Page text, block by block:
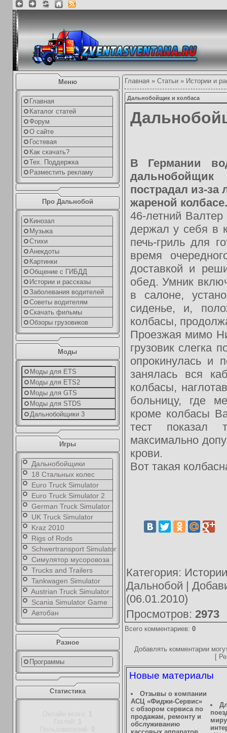
Меню
Главная
Каталог статей
Форум
О сайте
Гостевая
Как скачать?
Тех. Поддержка
Разместить рекламу
Про Дальнобой
Кинозал
Музыка
Стихи
Анекдоты
Картинки
Общение с ГИБДД
Истории и рассказы
Заболевания водителей
Советы водителям
Скачать фильмы
Обзоры грузовиков
Моды
Моды для ETS
Моды для ETS2
Моды для GTS
Моды для STDS
Дальнобойщики 3
Игры
Дальнобойщики
18 Стальных колес
Euro Truck Simulator
Euro Truck Simulator 2
German Truck Simulator
UK Truck Simulator
Kraz 2010
Rigs of Rods
Schwertransport Simulator
Симулятор мусоровоза
Trucks and Trailers
Tankwagen Simulator
Austrian Truck Simulator
Scania Simulator Game
Автобан
Разное
Программы
Статистика
Главная » Статьи» Истории и
Дальнобойщик и колбаса
В Германии
дальнобойщик
пострадал из-за
жареной колбасе.
46-летний Валтер
держал у себя в
печь-гриль для
время
доставкой и
обед. Умник
в салоне,
сиденье, и,
колбасы,
Проезжая мимо
грузовик слегка
опрокинулась и
занялась вся
колбасы,
больницу, где
кроме колбасы
тест показал
максимально
крови.
Вот такая
Категория:
Дальнобой
(06.01.2010)
Просмотров: 2973
Всего комментариев: 0
Добавлять комментарии
[
Новые материалы
Отзывы о компании
АСЦ «Фиджи-Сервис»
с обзором сервиса по
продажам, ремонту и
обслуживанию